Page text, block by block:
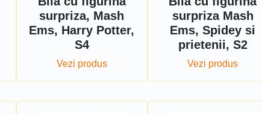
surpriza, Mash
Ems, Harry Potter,
S4
Vezi produs
surpriza Mash
Ems, Spidey si
prietenii, S2
Vezi produs